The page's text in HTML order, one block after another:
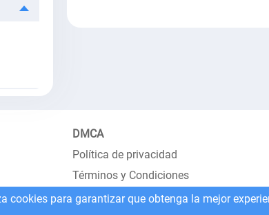
DMCA
Política de privacidad
Términos y Condiciones
cookies para garantizar que obtenga la mejor